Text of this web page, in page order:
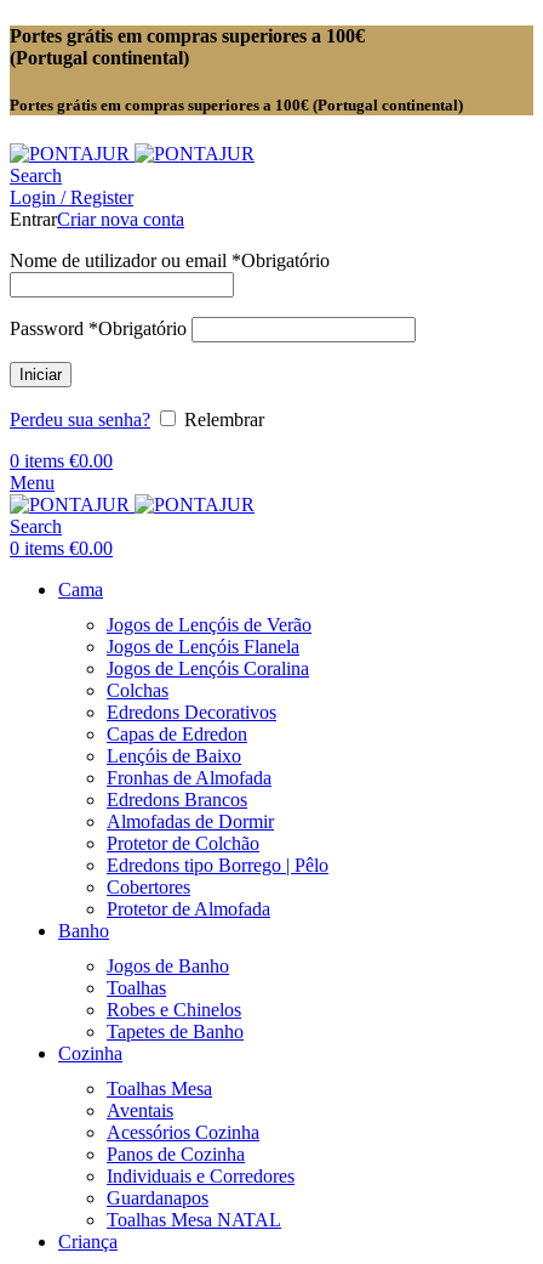
Portes grátis em compras superiores a 100€
(Portugal continental)
Portes grátis em compras superiores a 100€ (Portugal continental)
Search
Login / Register
EntrarCriar nova conta
Nome de utilizador ou email *Obrigatório
Password *Obrigatório
Iniciar
Perdeu sua senha?
Relembrar
0 items €0.00
Menu
Search
0 items €0.00
Cama
Jogos de Lençóis de Verão
Jogos de Lençóis Flanela
Jogos de Lençóis Coralina
Colchas
Edredons Decorativos
Capas de Edredon
Lençóis de Baixo
Fronhas de Almofada
Edredons Brancos
Almofadas de Dormir
Protetor de Colchão
Edredons tipo Borrego | Pêlo
Cobertores
Protetor de Almofada
Banho
Jogos de Banho
Toalhas
Robes e Chinelos
Tapetes de Banho
Cozinha
Toalhas Mesa
Aventais
Acessórios Cozinha
Panos de Cozinha
Individuais e Corredores
Guardanapos
Toalhas Mesa NATAL
Criança